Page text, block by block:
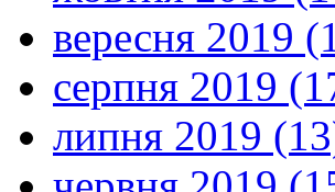
вересня 2019
серпня 2019
липня 2019